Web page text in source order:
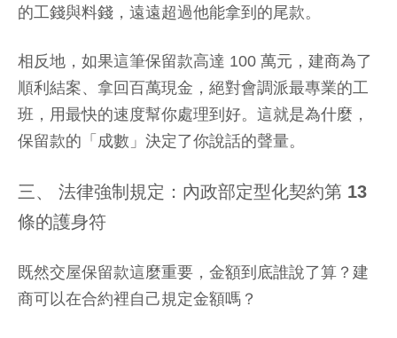
的工錢與料錢，遠遠超過他能拿到的尾款。
相反地，如果這筆保留款高達 100 萬元，建商為了
順利結案、拿回百萬現金，絕對會調派最專業的工
班，用最快的速度幫你處理到好。這就是為什麼，
保留款的「成數」決定了你說話的聲量。
三、 法律強制規定：內政部定型化契約第 13
條的護身符
既然交屋保留款這麼重要，金額到底誰說了算？建
商可以在合約裡自己規定金額嗎？